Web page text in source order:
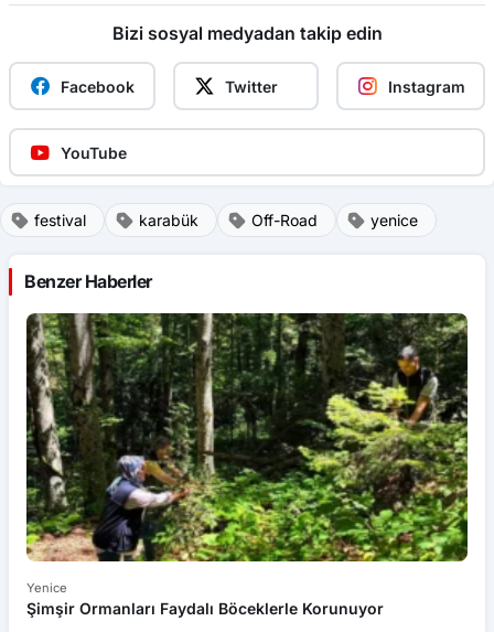
Bizi sosyal medyadan takip edin
Facebook Twitter Instagram
YouTube
festival karabük Off-Road yenice
Benzer Haberler
Yenice
Şimşir Ormanları Faydalı Böceklerle Korunuyor